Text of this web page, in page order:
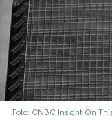
Foto: CNBC Insight On